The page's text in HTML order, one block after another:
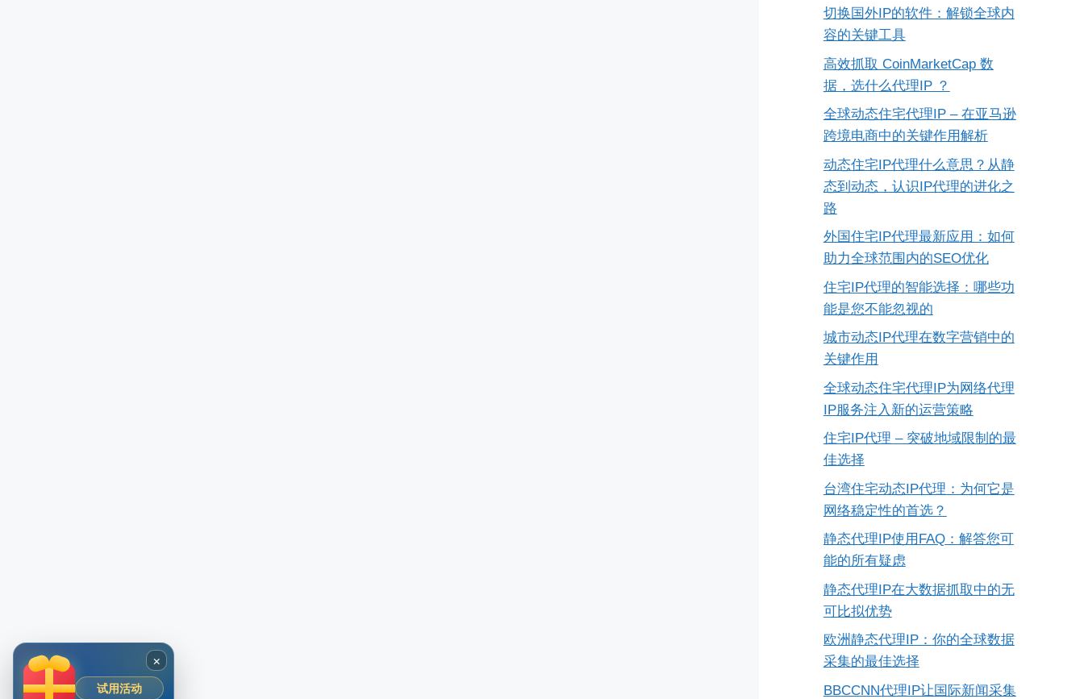
切换国外IP的软件：解锁全球内
容的关键工具
高效抓取 CoinMarketCap 数
据，选什么代理IP ？
全球动态住宅代理IP – 在亚马逊
跨境电商中的关键作用解析
动态住宅IP代理什么意思？从静
态到动态，认识IP代理的进化之
路
外国住宅IP代理最新应用：如何
助力全球范围内的SEO优化
住宅IP代理的智能选择：哪些功
能是您不能忽视的
城市动态IP代理在数字营销中的
关键作用
全球动态住宅代理IP为网络代理
IP服务注入新的运营策略
住宅IP代理 – 突破地域限制的最
佳选择
台湾住宅动态IP代理：为何它是
网络稳定性的首选？
静态代理IP使用FAQ：解答您可
能的所有疑虑
静态代理IP在大数据抓取中的无
可比拟优势
欧洲静态代理IP：你的全球数据
采集的最佳选择
BBCCNN代理IP让国际新闻采集
×
试用活动